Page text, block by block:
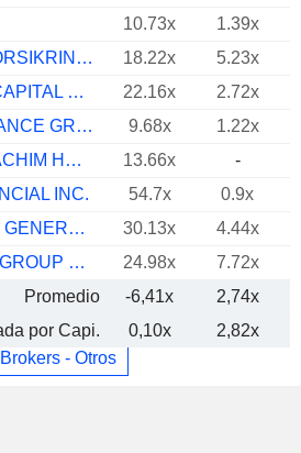
10.73x
1.39x
GJENSIDIGE FORSIKRING ASA
18.22x
5.23x
ADITYA BIRLA CAPITAL LIMITED
22.16x
2.72x
VIENNA INSURANCE GROUP AG
9.68x
1.22x
MENORA MIVTACHIM HOLDINGS LTD.
13.66x
-
INC.
54.7x
0.9x
ICICI LOMBARD GENERAL INSURANCE COMPANY LIMITED
30.13x 4.44x
OUTSURANCE GROUP LIMITED
24.98x
7.72x
Promedio
-6,41x
2,74x
por Capi.
0,10x
2,82x
- Otros